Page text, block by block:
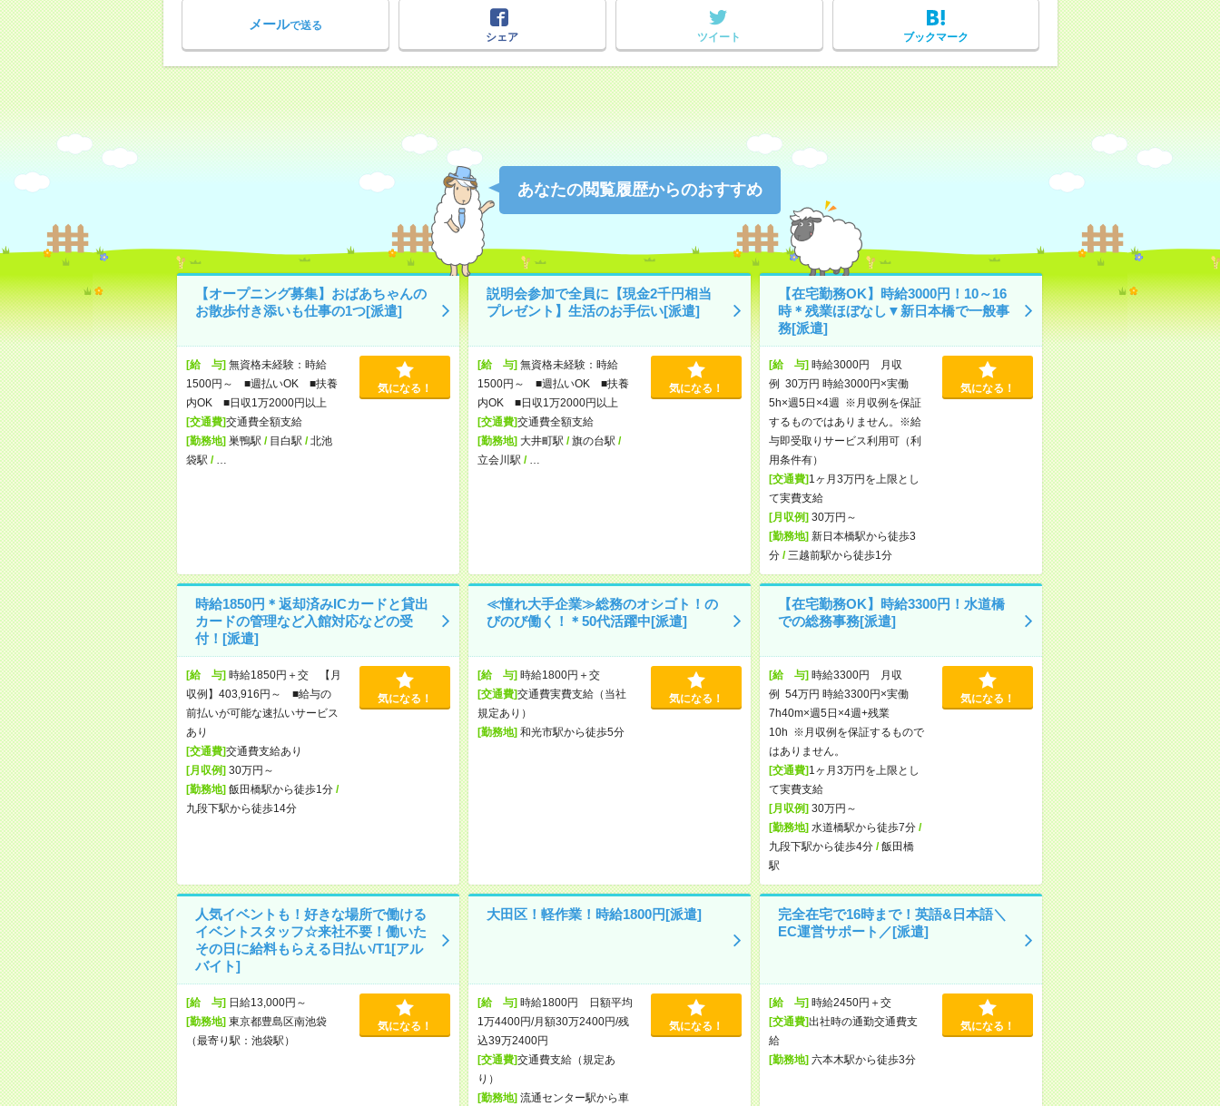
メールで送る
シェア
ツイート ブックマーク
あなたの閲覧履歴からのおすすめ
【オープニング募集】おばあちゃんの
お散歩付き添いも仕事の1つ[派遣]
[給 与]無資格未経験：時給
1500円～ ■週払いOK ■扶養
内OK ■日収1万2000円以上
[交通費]交通費全額支給
[勤務地]巣鴨駅 / 目白駅 /北池
袋駅 /
気になる！
説明会参加で全員に【現金2千円相当
プレゼント】生活のお手伝い[派遣]
[給 与]無資格未経験：時給
1500円～ ■週払いOK ■扶養
内OK ■日収1万2000円以上
[交通費]交通費全額支給
[勤務地]大井町駅 /旗の台駅 /
立会川駅 /
気になる！
【在宅勤務OK】時給3000円！10～16
時＊残業ほぼなし▼新日本橋で一般事
務[派遣]
[給 与]時給3000円 月収
例 30万円 時給3000円×実働
5h×週5日×4週 ※月収例を保証
するものではありません。※給
与即受取りサービス利用可（利
用条件有）
[交通費]1ヶ月3万円を上限とし
て実費支給
[月収例]30万円～
[勤務地]新日本橋駅から徒歩3
分/ 三越前駅から徒歩1分
気になる！
時給1850円＊返却済みICカードと貸出
カードの管理など入館対応などの受
付！[派遣]
[給 与]時給1850円＋交 【月
収例】403,916円～ ■給与の
前払いが可能な速払いサービス
あり
[交通費]交通費支給あり
[月収例]30万円～
[勤務地]飯田橋駅から徒歩1分/
九段下駅から徒歩14分
気になる！
≪憧れ大手企業≫総務のオシゴト！の
びのび働く！＊50代活躍中[派遣]
[給 与]時給1800円＋交
[交通費]交通費実費支給（当社
規定あり）
[勤務地]和光市駅から徒歩5分
気になる！
【在宅勤務OK】時給3300円！水道橋
での総務事務[派遣]
[給 与]時給3300円 月収
例 54万円 時給3300円×実働
7h40m×週5日×4週+残業
10h ※月収例を保証するもので
はありません。
[交通費]1ヶ月3万円を上限とし
て実費支給
[月収例]30万円～
[勤務地]水道橋駅から徒歩7分/
九段下駅から徒歩4分/飯田橋
駅
気になる！
人気イベントも！好きな場所で働ける
イベントスタッフ☆来社不要！働いた
その日に給料もらえる日払い/T1[アル
バイト]
[給 与]日給13,000円～
[勤務地]東京都豊島区南池袋
（最寄り駅：池袋駅）
気になる！
大田区！軽作業！時給1800円[派遣]
[給 与]時給1800円 日額平均
1万4400円/月額30万2400円/残
込39万2400円
[交通費]交通費支給（規定あ
り）
[勤務地]流通センター駅から車
気になる！
完全在宅で16時まで！英語&日本語＼
EC運営サポート／[派遣]
[給 与]時給2450円＋交
[交通費]出社時の通勤交通費支
給
[勤務地]六本木駅から徒歩3分
気になる！